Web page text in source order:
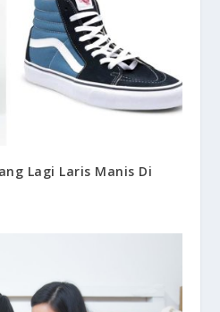
Lagi Laris Manis Di